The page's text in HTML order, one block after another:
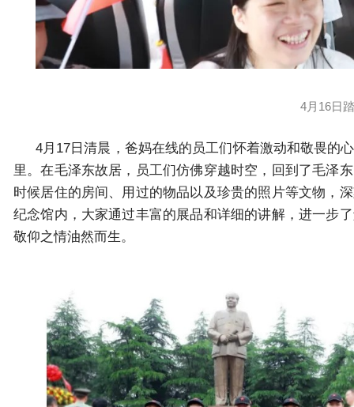
4月16日
4月17日清晨，爸妈在线的员工们怀着激动和敬畏的
里。在毛泽东故居，员工们仿佛穿越时空，回到了毛泽
时候居住的房间、用过的物品以及珍贵的照片等文物，
纪念馆内，大家通过丰富的展品和详细的讲解，进一步
敬仰之情油然而生。